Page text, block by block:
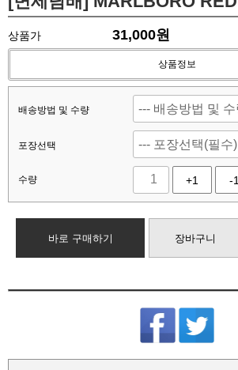
상품가 31,000원
상품정보
배송방법 및 수량
포장선택
수량 +1 -1
바로 구매하기 장바구니